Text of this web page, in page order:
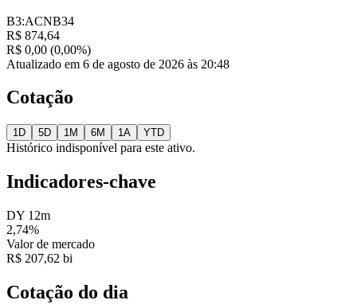
B3:ACNB34
R$ 874,64
R$ 0,00 (0,00%)
Atualizado em 6 de agosto de 2026 às 20:48
Cotação
1D 5D 1M 6M 1A YTD
Histórico indisponível para este ativo.
Indicadores-chave
DY 12m
2,74%
Valor de mercado
R$ 207,62 bi
Cotação do dia